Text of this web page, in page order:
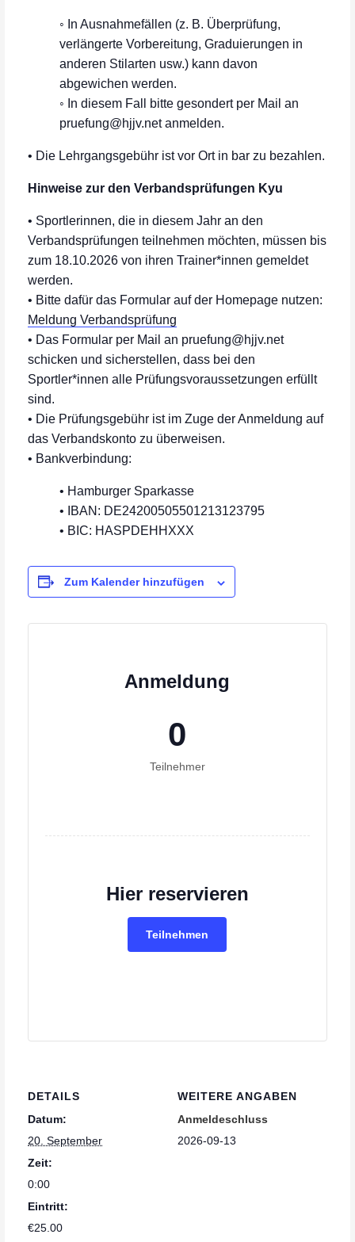
◦ In Ausnahmefällen (z. B. Überprüfung,
verlängerte Vorbereitung, Graduierungen in
anderen Stilarten usw.) kann davon
abgewichen werden.
◦ In diesem Fall bitte gesondert per Mail an
pruefung@hjjv.net anmelden.
• Die Lehrgangsgebühr ist vor Ort in bar zu bezahlen.
Hinweise zur den Verbandsprüfungen Kyu
• Sportlerinnen, die in diesem Jahr an den
Verbandsprüfungen teilnehmen möchten, müssen bis
zum 18.10.2026 von ihren Trainer*innen gemeldet
werden.
• Bitte dafür das Formular auf der Homepage nutzen:
Meldung Verbandsprüfung
• Das Formular per Mail an pruefung@hjjv.net
schicken und sicherstellen, dass bei den
Sportler*innen alle Prüfungsvoraussetzungen erfüllt
sind.
• Die Prüfungsgebühr ist im Zuge der Anmeldung auf
das Verbandskonto zu überweisen.
• Bankverbindung:
• Hamburger Sparkasse
• IBAN: DE24200505501213123795
• BIC: HASPDEHHXXX
Zum Kalender hinzufügen
DETAILS
Datum:
20. September
Zeit:
0:00
Eintritt:
€25.00
WEITERE ANGABEN
Anmeldeschluss
2026-09-13
Anmeldung
0
Teilnehmer
Hier reservieren
Teilnehmen